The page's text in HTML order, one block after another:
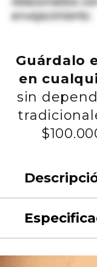
Guárdalo
en
sin